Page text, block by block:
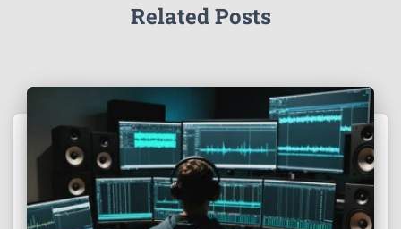
Related Posts